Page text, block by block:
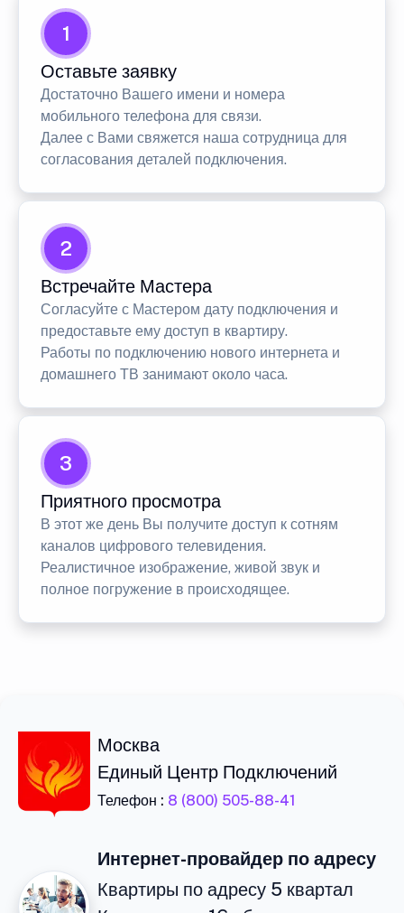
1
Оставьте заявку
Достаточно Вашего имени и номера
мобильного телефона для связи.
Далее с Вами свяжется наша сотрудница для
согласования деталей подключения.
2
Встречайте Мастера
Согласуйте с Мастером дату подключения и
предоставьте ему доступ в квартиру.
Работы по подключению нового интернета и
домашнего ТВ занимают около часа.
3
Приятного просмотра
В этот же день Вы получите доступ к сотням
каналов цифрового телевидения.
Реалистичное изображение, живой звук и
полное погружение в происходящее.
Москва
Единый Центр Подключений
Телефон : 8 (800) 505-88-41
Интернет-провайдер по адресу
Квартиры по адресу 5 квартал